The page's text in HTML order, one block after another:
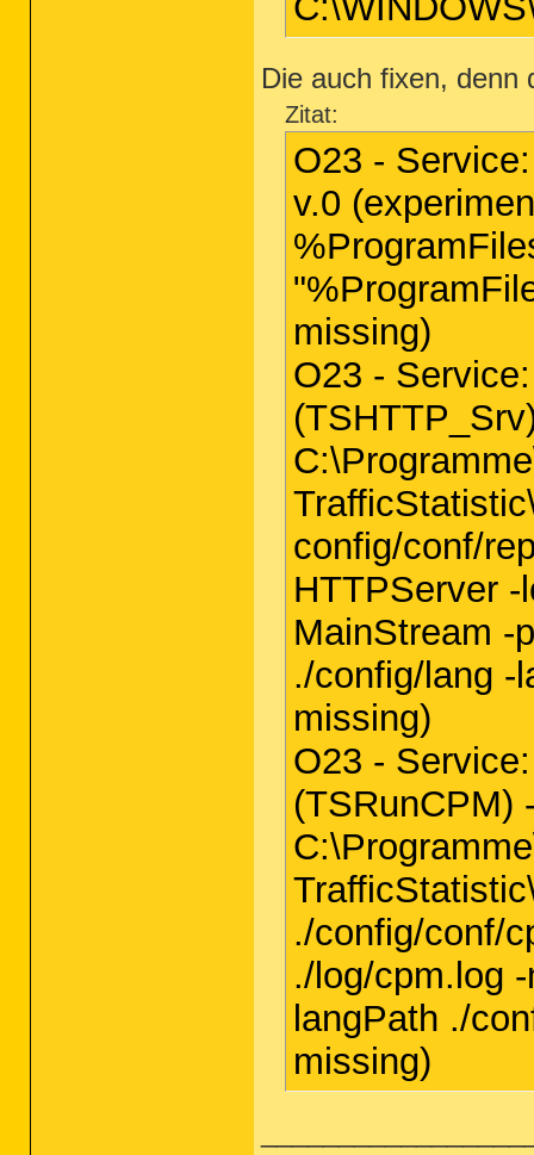
Die auch fixen, denn
Zitat:
O23 -
v.0
missing)
O23 -
config/conf/
HTTPServer
MainStream -
./config/lang -
missing)
O23 -
(TSRunCPM)
./config/conf/
./log/cpm.log
langPath ./
missing)